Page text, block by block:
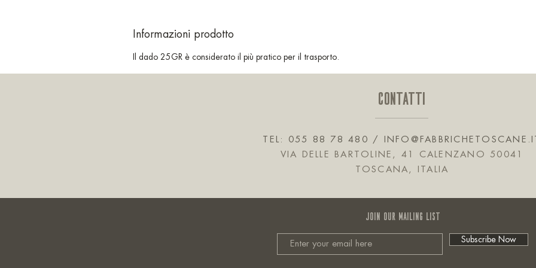
Informazioni prodotto
Il dado 25GR è considerato il più pratico per il trasporto.
CONTATTI
TEL: 055 88 78 480 /
VIA DELLE BARTOLINE, 41 CALENZANO 50041
TOSCANA, ITALIA
JOIN OUR MAILING LIST
Subscribe Now